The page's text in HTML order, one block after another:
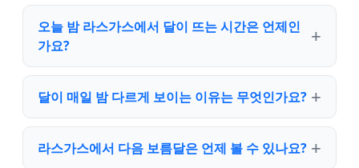
오늘 밤 라스가스에서 달이 뜨는 시간은 언제인
가요?
달이 매일 밤 다르게 보이는 이유는 무엇인가요?
라스가스에서 다음 보름달은 언제 볼 수 있나요?